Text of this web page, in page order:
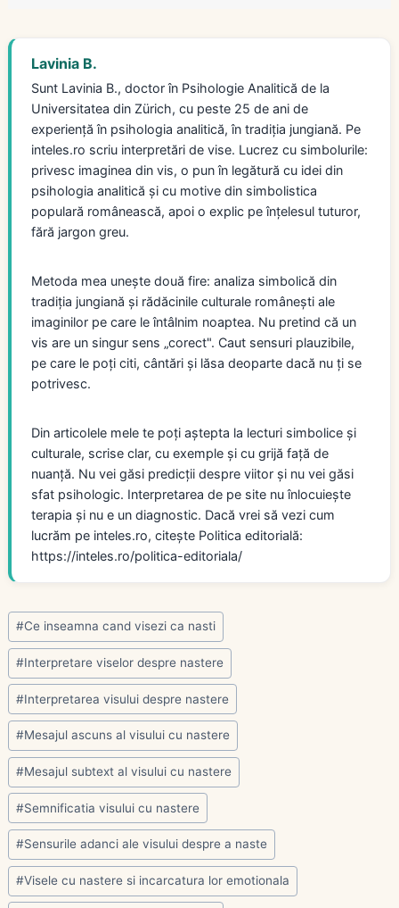
Lavinia B.
Sunt Lavinia B., doctor în Psihologie Analitică de la
Universitatea din Zürich, cu peste 25 de ani de
experiență în psihologia analitică, în tradiția jungiană. Pe
inteles.ro scriu interpretări de vise. Lucrez cu simbolurile:
privesc imaginea din vis, o pun în legătură cu idei din
psihologia analitică și cu motive din simbolistica
populară românească, apoi o explic pe înțelesul tuturor,
fără jargon greu.
Metoda mea unește două fire: analiza simbolică din
tradiția jungiană și rădăcinile culturale românești ale
imaginilor pe care le întâlnim noaptea. Nu pretind că un
vis are un singur sens „corect". Caut sensuri plauzibile,
pe care le poți citi, cântări și lăsa deoparte dacă nu ți se
potrivesc.
Din articolele mele te poți aștepta la lecturi simbolice și
culturale, scrise clar, cu exemple și cu grijă față de
nuanță. Nu vei găsi predicții despre viitor și nu vei găsi
sfat psihologic. Interpretarea de pe site nu înlocuiește
terapia și nu e un diagnostic. Dacă vrei să vezi cum
lucrăm pe inteles.ro, citește Politica editorială:
https://inteles.ro/politica-editoriala/
Post
Tags:
#Ce inseamna cand visezi ca nasti
#Interpretare viselor despre nastere
#Interpretarea visului despre nastere
#Mesajul ascuns al visului cu nastere
#Mesajul subtext al visului cu nastere
#Semnificatia visului cu nastere
#Sensurile adanci ale visului despre a naste
#Visele cu nastere si incarcatura lor emotionala